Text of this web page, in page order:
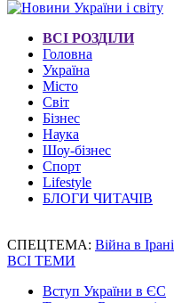
ВСІ РОЗДІЛИ
Головна
Україна
Місто
Світ
Бізнес
Наука
Шоу-бізнес
Спорт
Lifestyle
БЛОГИ ЧИТАЧІВ
СПЕЦТЕМА: Війна в Ірані
ВСІ ТЕМИ
Вступ України в ЄС